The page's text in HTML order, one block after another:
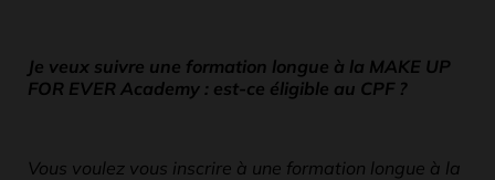
Je veux suivre une formation longue à la MAKE UP
FOR EVER Academy : est-ce éligible au CPF ?
Vous voulez vous inscrire à une formation longue à la